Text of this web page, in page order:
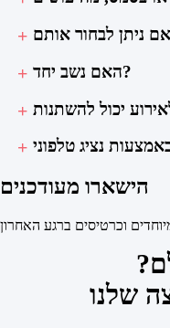
האם נשב יחד?
הישארו מעודכנים
וכרטיסים ברגע האחרון
שלנו